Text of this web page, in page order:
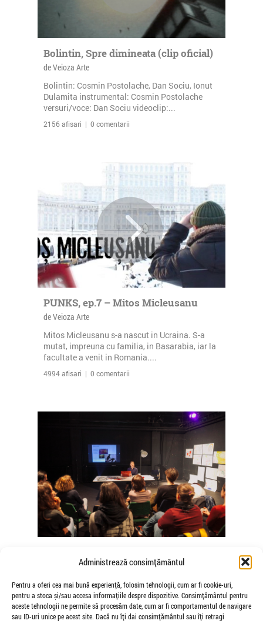
Administrează consimțământul
Pentru a oferi cea mai bună experiență, folosim tehnologii, cum ar fi cookie-uri,
pentru a stoca și/sau accesa informațiile despre dispozitive. Consimțământul pentru
aceste tehnologii ne permite să procesăm date, cum ar fi comportamentul de navigare
sau ID-uri unice pe acest site. Dacă nu îți dai consimțământul sau îți retragi
Bolintin, Spre dimineata (clip oficial)
de Veioza Arte
Bolintin: Cosmin Postolache, Dan Sociu, Ionut
Dulamita instrumental: Cosmin Postolache
versuri/voce: Dan Sociu videoclip:...
2156 afisari | 0 comentarii
PUNKS, ep.7 – Mitos Micleusanu
de Veioza Arte
Mitos Micleusanu s-a nascut in Ucraina. S-a
mutat, impreuna cu familia, in Basarabia, iar la
facultate a venit in Romania....
4994 afisari | 0 comentarii
Somatice susținute de coregrafele
Mădălina Dan și Valentina De Piante
Niculae
de Veioza Arte